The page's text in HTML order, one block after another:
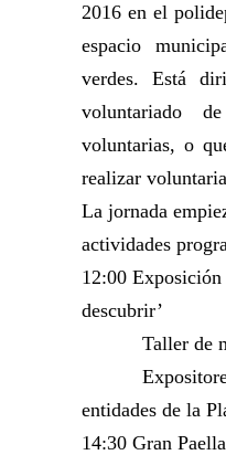
2016 en el
espacio
verdes. Está
voluntariado
voluntarias, o
realizar
La jornada
actividades
12:00
descubrir’
Taller de
Expositores
entidades de la
14:30 Gran Paella